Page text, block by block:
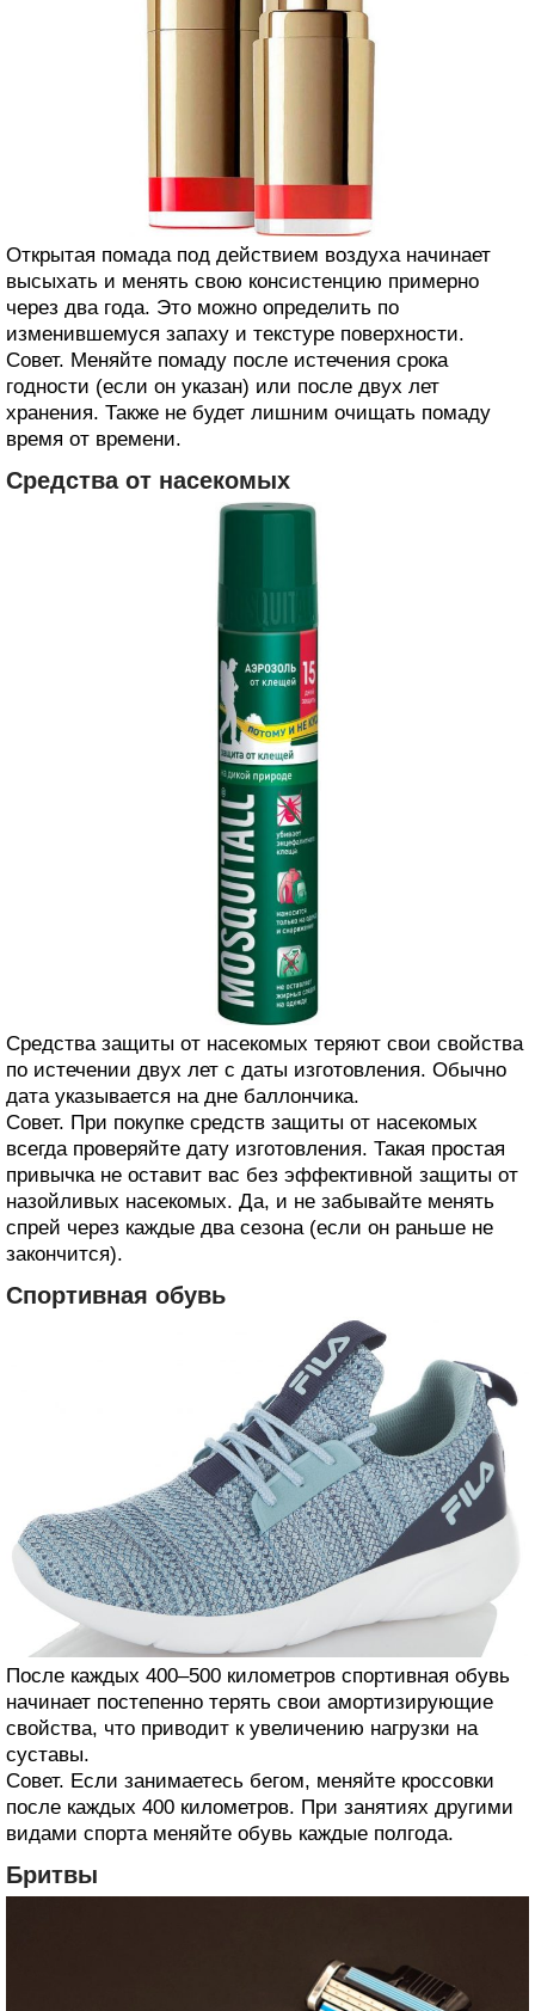
Открытая помада под действием воздуха начинает
высыхать и менять свою консистенцию примерно
через два года. Это можно определить по
изменившемуся запаху и текстуре поверхности.
Совет. Меняйте помаду после истечения срока
годности (если он указан) или после двух лет
хранения. Также не будет лишним очищать помаду
время от времени.
Средства от насекомых
Средства защиты от насекомых теряют свои свойства
по истечении двух лет с даты изготовления. Обычно
дата указывается на дне баллончика.
Совет. При покупке средств защиты от насекомых
всегда проверяйте дату изготовления. Такая простая
привычка не оставит вас без эффективной защиты от
назойливых насекомых. Да, и не забывайте менять
спрей через каждые два сезона (если он раньше не
закончится).
Спортивная обувь
После каждых 400–500 километров спортивная обувь
начинает постепенно терять свои амортизирующие
свойства, что приводит к увеличению нагрузки на
суставы.
Совет. Если занимаетесь бегом, меняйте кроссовки
после каждых 400 километров. При занятиях другими
видами спорта меняйте обувь каждые полгода.
Бритвы